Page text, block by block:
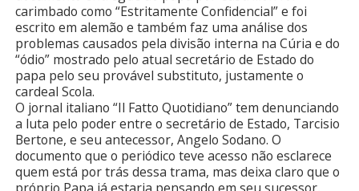
carimbado como “Estritamente Confidencial” e foi
escrito em alemão e também faz uma análise dos
problemas causados pela divisão interna na Cúria e do
“ódio” mostrado pelo atual secretário de Estado do
papa pelo seu provável substituto, justamente o
cardeal Scola.
O jornal italiano “Il Fatto Quotidiano” tem denunciando
a luta pelo poder entre o secretário de Estado, Tarcisio
Bertone, e seu antecessor, Angelo Sodano. O
documento que o periódico teve acesso não esclarece
quem está por trás dessa trama, mas deixa claro que o